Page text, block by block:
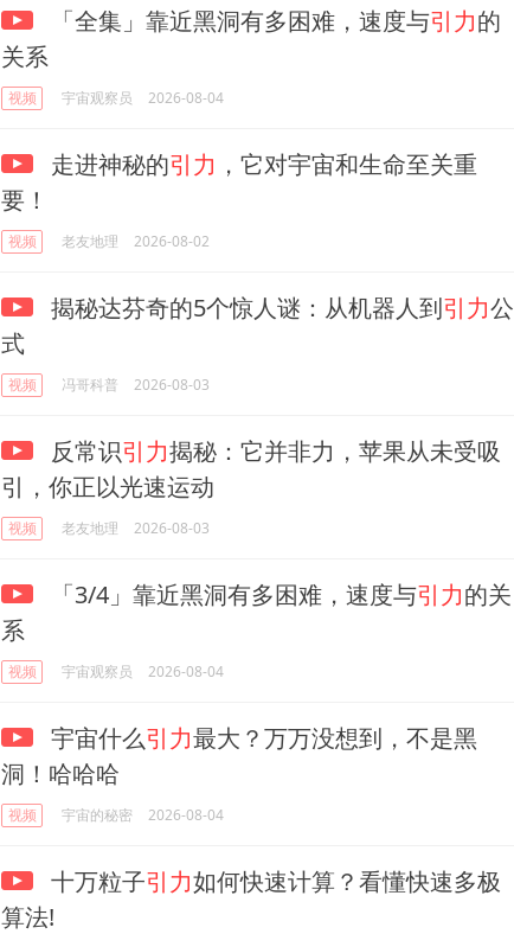
「全集」靠近黑洞有多困难，速度与引力的
关系
视频 宇宙观察员 2026-08-04
走进神秘的引力 ，它对宇宙和生命至关重
要！
视频 老友地理 2026-08-02
揭秘达芬奇的5个惊人谜：从机器人到引力公
式
视频 冯哥科普 2026-08-03
反常识引力揭秘：它并非力，苹果从未受吸
引，你正以光速运动
视频 老友地理 2026-08-03
「3/4」靠近黑洞有多困难，速度与引力的关
系
视频 宇宙观察员 2026-08-04
宇宙什么引力最大？万万没想到，不是黑
洞！哈哈哈
视频 宇宙的秘密 2026-08-04
十万粒子引力如何快速计算？看懂快速多极
算法!